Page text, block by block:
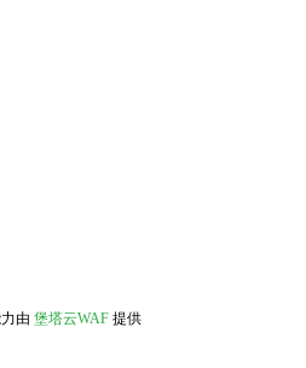
由 堡塔云WAF 提供